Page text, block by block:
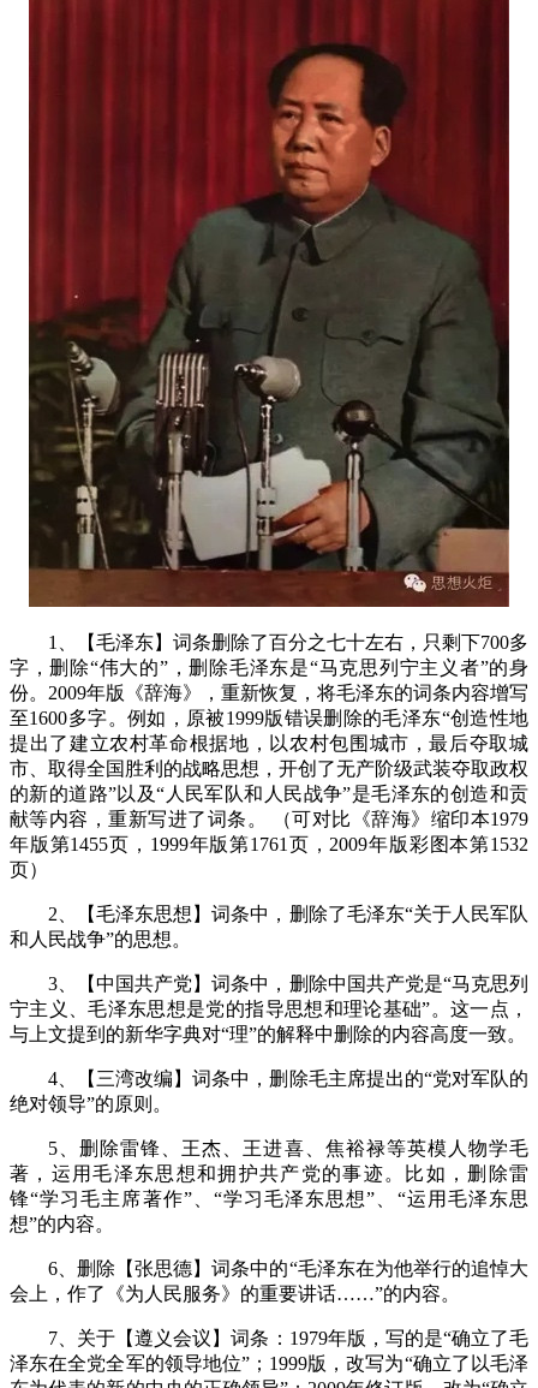
1 、【毛泽东】词条删除了百分之七十左右，只剩下700多
字，删除“伟大的”，删除毛泽东是“马克思列宁主义者”的身
份。 2009年版《辞海》，重新恢复，将毛泽东的词条内容增写
至1600多字。例如，原被1999版错误删除的毛泽东“创造性地
提出了建立农村革命根据地，以农村包围城市，最后夺取城
市、取得全国胜利的战略思想，开创了无产阶级武装夺取政权
的新的道路”以及“人民军队和人民战争”是毛泽东的创造和贡
献等内容，重新写进了词条。
（可对比《辞海》缩印本1979
年版第1455页， 1999年版第1761 页， 2009年版彩图本第1532
页）
2 、【毛泽东思想】词条中，删除了毛泽东“关于人民军队
和人民战争”的思想。
3 、【中国共产党】词条中，删除中国共产党是“马克思列
宁主义、毛泽东思想是党的指导思想和理论基础”。这一点，
与上文提到的新华字典对“理”的解释中删除的内容高度一致。
4 、【三湾改编】词条中，删除毛主席提出的“党对军队的
绝对领导”的原则。
5 、删除雷锋、王杰、王进喜、焦裕禄等英模人物学毛
著，运用毛泽东思想和拥护共产党的事迹。比如，删除雷
锋“学习毛主席著作”、“学习毛泽东思想”、“运用毛泽东思
想”的内容。
6 、删除【张思德】词条中的“毛泽东在为他举行的追悼大
会上，作了《为人民服务》的重要讲话……”的内容。
7 、关于【遵义会议】词条： 1979年版，写的是“确立了毛
泽东在全党全军的领导地位”； 1999版，改写为“确立了以毛泽